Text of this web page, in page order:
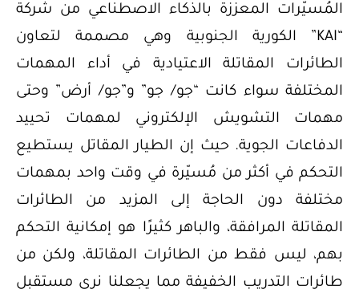
المُسيّرات المعززة بالذكاء الاصطناعي من شركة
“KAI” الكورية الجنوبية وهي مصممة لتعاون
الطائرات المقاتلة الاعتيادية في أداء المهمات
المختلفة سواء كانت “جو/ جو” و”جو/ أرض” وحتى
مهمات التشويش الإلكتروني لمهمات تحييد
الدفاعات الجوية. حيث إن الطيار المقاتل يستطيع
التحكم في أكثر من مُسيّرة في وقت واحد بمهمات
مختلفة دون الحاجة إلى المزيد من الطائرات
المقاتلة المرافقة، والباهر كثيرًا هو إمكانية التحكم
بهم، ليس فقط من الطائرات المقاتلة، ولكن من
طائرات التدريب الخفيفة مما يجعلنا نرى مستقبل